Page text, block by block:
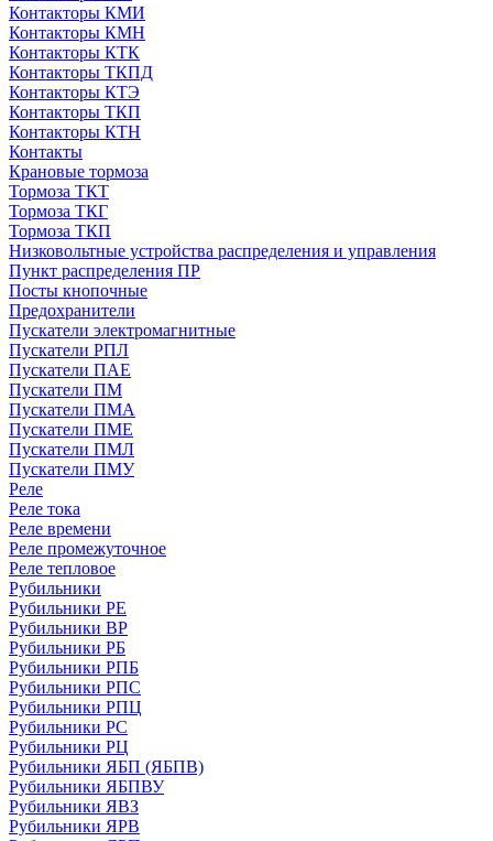
Контакторы КМИ
Контакторы КМН
Контакторы КТК
Контакторы ТКПД
Контакторы КТЭ
Контакторы ТКП
Контакторы КТН
Контакты
Крановые тормоза
Тормоза ТКТ
Тормоза ТКГ
Тормоза ТКП
Низковольтные устройства распределения и управления
Пункт распределения ПР
Посты кнопочные
Предохранители
Пускатели электромагнитные
Пускатели РПЛ
Пускатели ПАЕ
Пускатели ПМ
Пускатели ПМА
Пускатели ПМЕ
Пускатели ПМЛ
Пускатели ПМУ
Реле
Реле тока
Реле времени
Реле промежуточное
Реле тепловое
Рубильники
Рубильники РЕ
Рубильники ВР
Рубильники РБ
Рубильники РПБ
Рубильники РПС
Рубильники РПЦ
Рубильники РС
Рубильники РЦ
Рубильники ЯБП (ЯБПВ)
Рубильники ЯБПВУ
Рубильники ЯВЗ
Рубильники ЯРВ